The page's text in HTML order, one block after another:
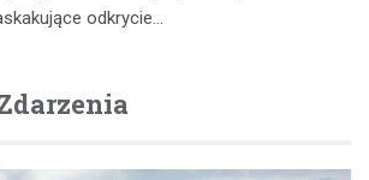
odkrycie…